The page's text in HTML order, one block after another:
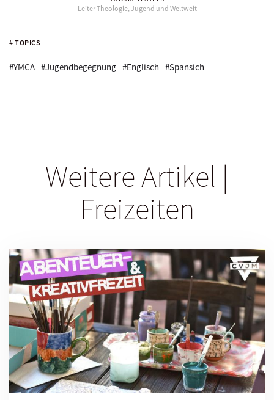
# TOPICS
#YMCA #Jugendbegegnung #Englisch #Spansich
Leiter Theologie, Jugend und Weltweit
Weitere Artikel |
Freizeiten